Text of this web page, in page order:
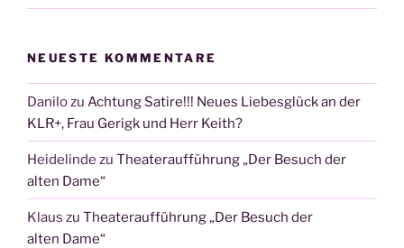
NEUESTE KOMMENTARE
Danilozu Achtung Satire!!! Neues Liebesglück an der
KLR+, Frau Gerigk und Herr Keith?
Heidelinde zu Theateraufführung „Der Besuch der
alten Dame“
Klaus zu Theateraufführung „Der Besuch der
alten Dame“